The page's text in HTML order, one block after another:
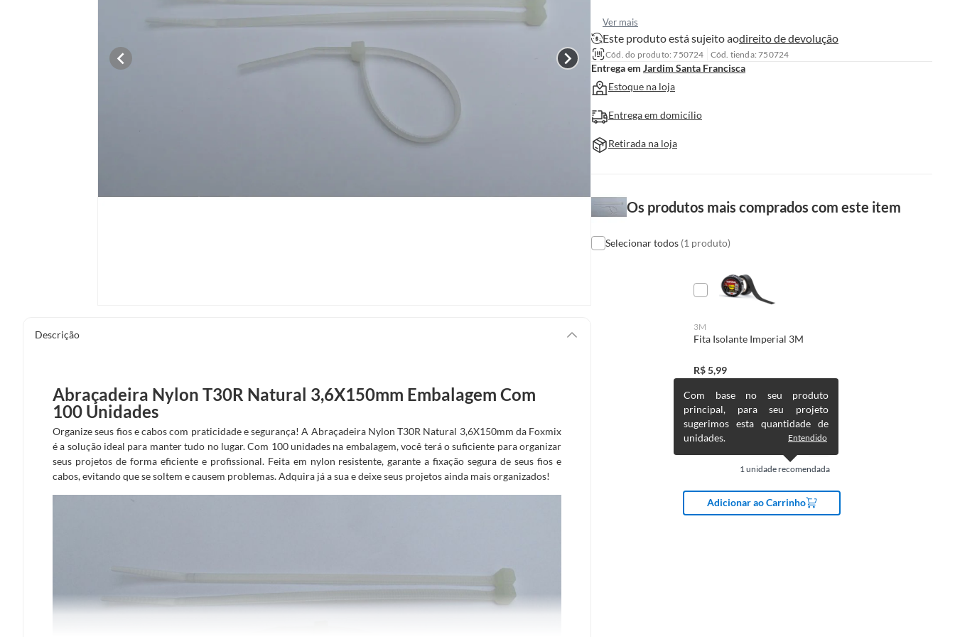
Descrição
Abraçadeira Nylon T30R Natural 3,6X150mm Embalagem Com
100 Unidades
Organize seus fios e cabos com praticidade e segurança! A Abraçadeira Nylon T30R Natural 3,6X150mm da Foxmix
é a solução ideal para manter tudo no lugar. Com 100 unidades na embalagem, você terá o suficiente para organizar
seus projetos de forma eficiente e profissional. Feita em nylon resistente, garante a fixação segura de seus fios e
cabos, evitando que se soltem e causem problemas. Adquira já a sua e deixe seus projetos ainda mais organizados!
Ver mais
Este produto está sujeito aodireito de devolução
Cód. do produto: 750724 Cód. tienda: 750724
Entrega em Jardim Santa Francisca
Estoque na loja
Entrega em domicílio
Retirada na loja
Os produtos mais comprados com este item
Selecionar todos (1 produto)
3M
Fita Isolante Imperial 3M
R$5,99
1 unidade recomendada
Com base no seu produto
principal, para seu projeto
sugerimos esta quantidade de
unidades.
Entendido
Adicionar ao Carrinho